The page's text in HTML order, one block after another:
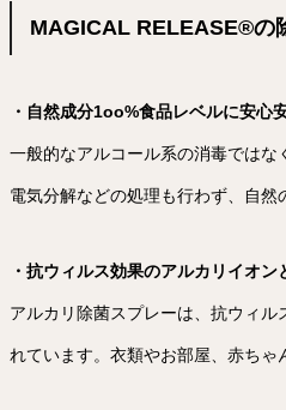
MAGICAL RELEASE®︎の
・自然成分1oo%食品レベルに安心
一般的なアルコール系の消毒ではな
電気分解などの処理も行わず、自然
・抗ウィルス効果のアルカリイオ
アルカリ除菌スプレーは、抗ウィ
れています。衣類やお部屋、赤ちゃ